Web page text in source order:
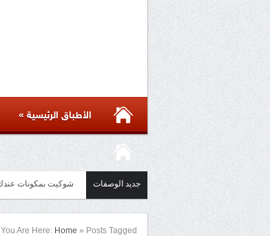
الأطباق الرئيسية »
جديد الوصفات مائدة أسيوية بأكثر
You Are Here: Home » Posts Tagged "وصفات"